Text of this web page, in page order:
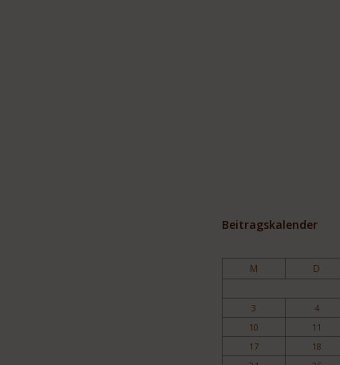
Beitragskalender
M D
3
4
10
11
17
18